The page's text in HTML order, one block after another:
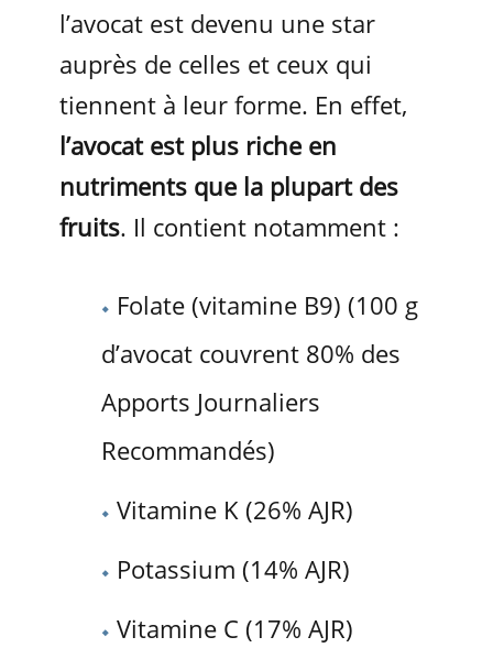
l’avocat est devenu une star
auprès de celles et ceux qui
tiennent à leur forme. En effet,
l’avocat est plus riche en
nutriments que la plupart des
fruits. Il contient notamment :
Folate (vitamine B9) (100 g
d’avocat couvrent 80% des
Apports Journaliers
Recommandés)
Vitamine K (26% AJR)
Potassium (14% AJR)
Vitamine C (17% AJR)